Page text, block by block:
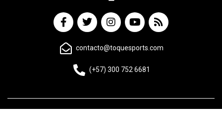
contacto@toquesports.com
(+57) 300 752 6681